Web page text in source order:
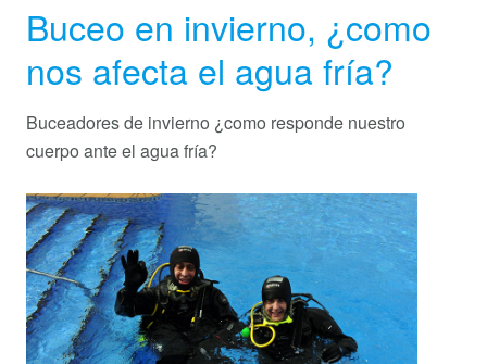
Buceo en invierno, ¿como
nos afecta el agua fría?
Buceadores de invierno ¿como responde nuestro
cuerpo ante el agua fría?